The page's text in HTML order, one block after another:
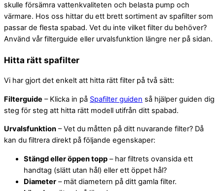
skulle försämra vattenkvaliteten och belasta pump och
värmare. Hos oss hittar du ett brett sortiment av spafilter som
passar de flesta spabad. Vet du inte vilket filter du behöver?
Använd vår filterguide eller urvalsfunktion längre ner på sidan.
Hitta rätt spafilter
Vi har gjort det enkelt att hitta rätt filter på två sätt:
Filterguide – Klicka in på Spafilter guiden så hjälper guiden dig
steg för steg att hitta rätt modell utifrån ditt spabad.
Urvalsfunktion – Vet du måtten på ditt nuvarande filter? Då
kan du filtrera direkt på följande egenskaper:
Stängd eller öppen topp – har filtrets ovansida ett
handtag (slätt utan hål) eller ett öppet hål?
Diameter – mät diametern på ditt gamla filter.